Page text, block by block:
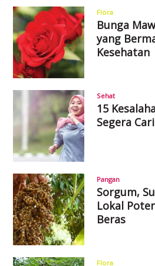
Flora
Bunga
yang
Kesehatan
Sehat
15
Segera
Pangan
Sorgum,
Lokal
Beras
Flora